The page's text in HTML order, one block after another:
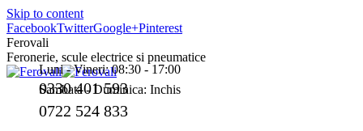
Skip to content
FacebookTwitterGoogle+Pinterest
Ferovali
Feronerie, scule electrice si pneumatice
Luni - Vineri: 08:30 - 17:00
Sambata - Duminica: Inchis
0330 401 593
0722 524 833